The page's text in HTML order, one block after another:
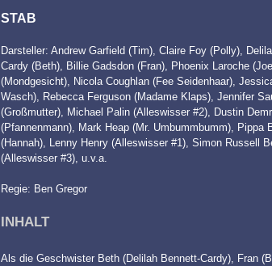
STAB
Darsteller: Andrew Garfield (Tim), Claire Foy (Polly),
Cardy (Beth), Billie Gadsdon (Fran), Phoenix Laroche
(Mondgesicht), Nicola Coughlan (Fee Seidenhaar),
Wasch), Rebecca Ferguson (Madame Klaps), Jennifer
(Großmutter), Michael Palin (Alleswisser #2), Dustin
(Pfannenmann), Mark Heap (Mr. Umbummbumm), Pippa
(Hannah), Lenny Henry (Alleswisser #1), Simon Russell
(Alleswisser #3), u.v.a.
Regie: Ben Gregor
INHALT
Als die Geschwister Beth (Delilah Bennett-Cardy), Fran